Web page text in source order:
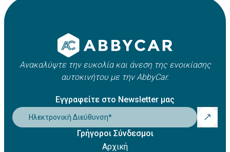
Apple Pay
νέους οδηγούς.
Ανακαλύψτε την ευκολία και άνεση της ενοικίασης
αυτοκινήτου με την AbbyCar.
Εγγραφείτε στο Newsletter μας
Ηλεκτρονική Διεύθυνση*
Γρήγοροι Σύνδεσμοι
Αρχική